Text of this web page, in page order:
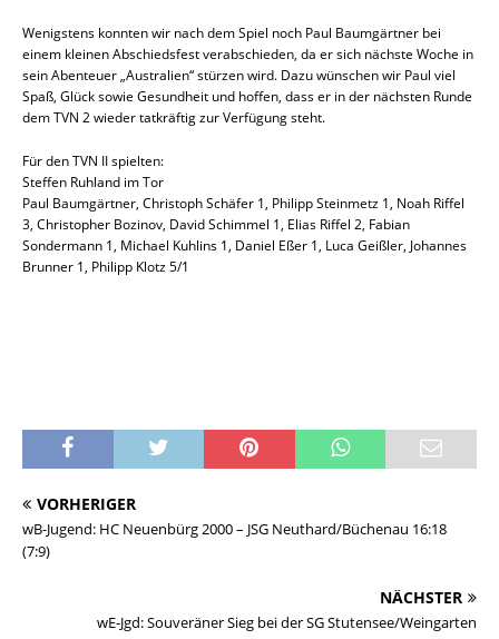
Wenigstens konnten wir nach dem Spiel noch Paul Baumgärtner bei
einem kleinen Abschiedsfest verabschieden, da er sich nächste Woche in
sein Abenteuer „Australien“ stürzen wird. Dazu wünschen wir Paul viel
Spaß, Glück sowie Gesundheit und hoffen, dass er in der nächsten Runde
dem TVN 2 wieder tatkräftig zur Verfügung steht.
Für den TVN II spielten:
Steffen Ruhland im Tor
Paul Baumgärtner, Christoph Schäfer 1, Philipp Steinmetz 1, Noah Riffel
3, Christopher Bozinov, David Schimmel 1, Elias Riffel 2, Fabian
Sondermann 1, Michael Kuhlins 1, Daniel Eßer 1, Luca Geißler, Johannes
Brunner 1, Philipp Klotz 5/1
VORHERIGER
wB-Jugend: HC Neuenbürg 2000 – JSG Neuthard/Büchenau 16:18
(7:9)
NÄCHSTER
wE-Jgd: Souveräner Sieg bei der SG Stutensee/Weingarten